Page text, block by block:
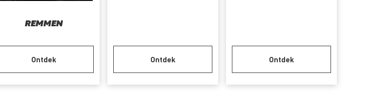
REMMEN
Ontdek Ontdek Ontdek